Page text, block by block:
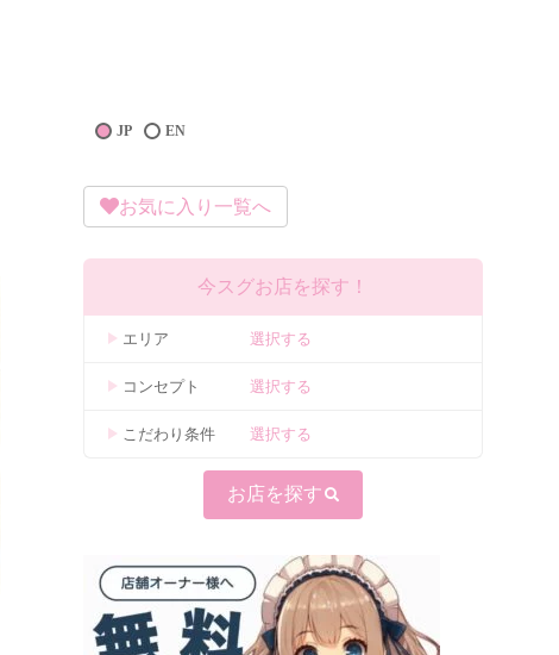
EN
JP
お気に入り一覧へ
今スグお店を探す！
エリア 選択する
コンセプト 選択する
こだわり条件 選択する
お店を探す